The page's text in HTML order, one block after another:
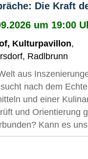
Die Kraft
um 19:00
Kulturpavillon,
, Radlbrunn
aus
nach dem
und einer
und Orientierung
Kann es